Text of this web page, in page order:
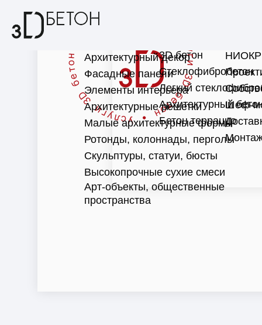
НИОКР
Шеф-
Архитектурный декор
Фасадные панели
Элементы интерьера
Архитектурные решетки
Малые архитектурные формы
Ротонды, колоннады, перголы
Скульптуры, статуи, бюсты
Высокопрочные сухие смеси
Арт-объекты, общественные
пространства
3D бетон
Стеклофибробетон
Легкий
Архитектурный
Бетон терраццо